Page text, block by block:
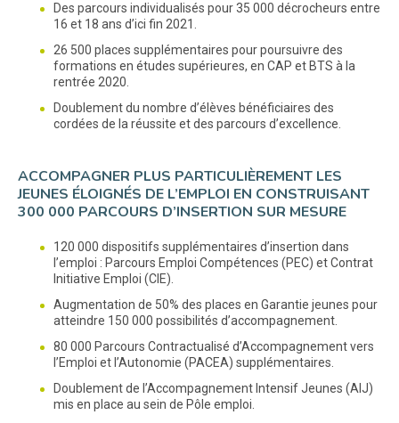
Des parcours individualisés pour 35 000 décrocheurs entre
16 et 18 ans d’ici fin 2021.
26 500 places supplémentaires pour poursuivre des
formations en études supérieures, en CAP et BTS à la
rentrée 2020.
Doublement du nombre d’élèves bénéficiaires des
cordées de la réussite et des parcours d’excellence.
ACCOMPAGNER PLUS PARTICULIÈREMENT LES
JEUNES ÉLOIGNÉS DE L’EMPLOI EN CONSTRUISANT
300 000 PARCOURS D’INSERTION SUR MESURE
120 000 dispositifs supplémentaires d’insertion dans
l’emploi : Parcours Emploi Compétences (PEC) et Contrat
Initiative Emploi (CIE).
Augmentation de 50% des places en Garantie jeunes pour
atteindre 150 000 possibilités d’accompagnement.
80 000 Parcours Contractualisé d’Accompagnement vers
l’Emploi et l’Autonomie (PACEA) supplémentaires.
Doublement de l’Accompagnement Intensif Jeunes (AIJ)
mis en place au sein de Pôle emploi.